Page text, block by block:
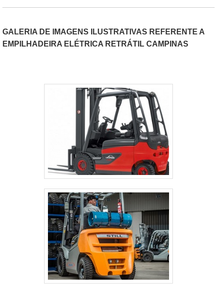
GALERIA DE IMAGENS ILUSTRATIVAS REFERENTE A
EMPILHADEIRA ELÉTRICA RETRÁTIL CAMPINAS